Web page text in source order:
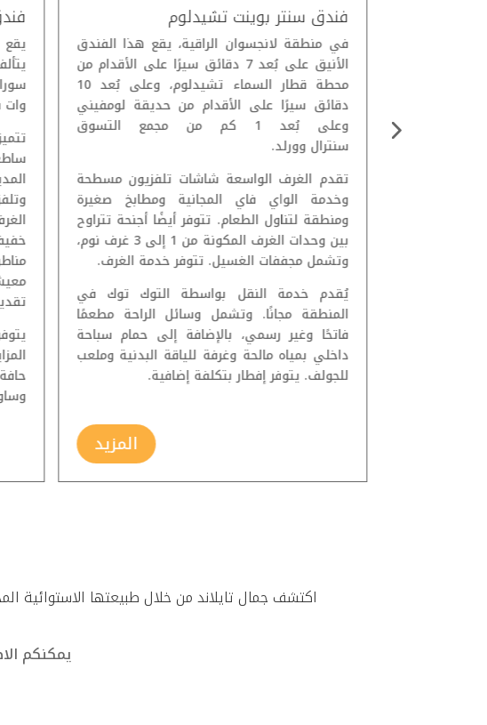
وات
فندق سنتر بوينت تشيدلوم
في منطقة لانجسوان الراقية، يقع هذا الفندق
الأنيق على بُعد 7 دقائق سيرًا على الأقدام من
محطة قطار السماء تشيدلوم، وعلى بُعد 10
دقائق سيرًا على الأقدام من حديقة لومفيني
وعلى بُعد 1 كم من مجمع التسوق
سنترال وورلد.
تقدم الغرف الواسعة شاشات تلفزيون مسطحة
وخدمة الواي فاي المجانية ومطابخ صغيرة
ومنطقة لتناول الطعام. تتوفر أيضًا أجنحة تتراوح
بين وحدات الغرف المكونة من 1 إلى 3 غرف نوم،
وتشمل مجففات الغسيل. تتوفر خدمة الغرف.
يُقدم خدمة النقل بواسطة التوك توك في
المنطقة مجانًا. وتشمل وسائل الراحة مطعمًا
فاتحًا وغير رسمي، بالإضافة إلى حمام سباحة
داخلي بمياه مالحة وغرفة للياقة البدنية وملعب
للجولف. يتوفر إفطار بتكلفة إضافية.
المزيد
اكتشف جمال تايلاند من خلال طبيعتها الاستوائية
يمكنكم